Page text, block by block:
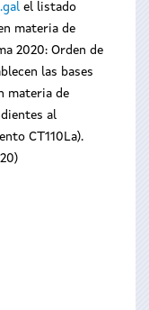
el listado
materia de
2020: Orden de
las bases
materia de
al
CT110La).